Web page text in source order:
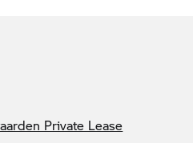
Private Lease